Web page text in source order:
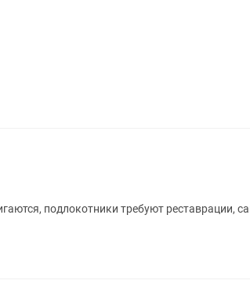
подлокотники требуют реставрации,